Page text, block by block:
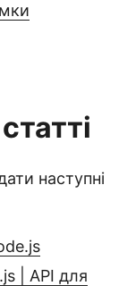
наступні
| API для